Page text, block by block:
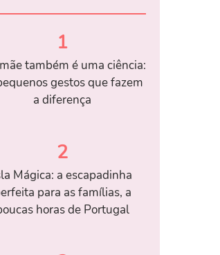
1
também é uma ciência:
gestos que fazem
a diferença
2
Mágica: a escapadinha
para as famílias, a
horas de Portugal